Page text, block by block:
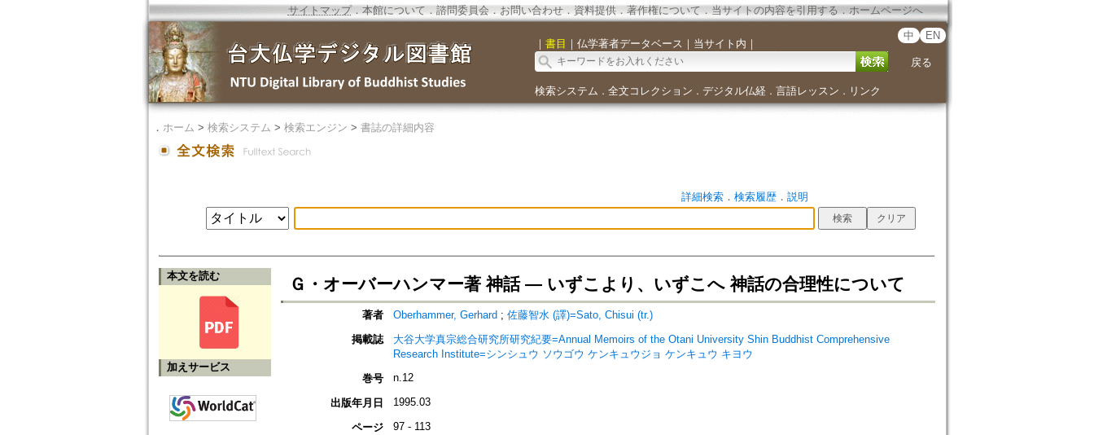
サイトマップ．本館について ． 諮問委員会． お問い合わせ． 資料提供． 著作権について．当サイトの内容を引用する ． ホームページへ
｜ 書目 ｜ 仏学著者データベース ｜ 当サイト内 ｜
中 EN
戻る
検索システム ． 全文コレクション ． デジタル仏経． 言語レッスン ． リンク
． ホーム > 検索システム > 検索エンジン > 書誌の詳細内容
詳細検索． 検索履歴． 説明
本文を読む
加えサービス
Ｇ・オーバーハンマー著 神話 — いずこより、いずこへ 神話の合理性について
著者 Oberhammer, Gerhard ; 佐藤智水 (譯)=Sato, Chisui (tr.)
掲載誌
大谷大学真宗総合研究所研究紀要=Annual Memoirs of the Otani University Shin Buddhist Comprehensive
Research Institute=シンシュウ ソウゴウ ケンキュウジョ ケンキュウ キヨウ
巻号
n.12
出版年月日 1995.03
ページ 97 - 113